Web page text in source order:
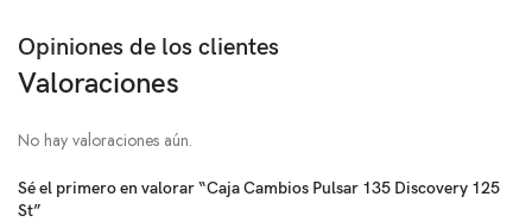
Opiniones de los clientes
Valoraciones
No hay valoraciones aún.
Sé el primero en valorar “Caja Cambios Pulsar 135 Discovery 125
St”